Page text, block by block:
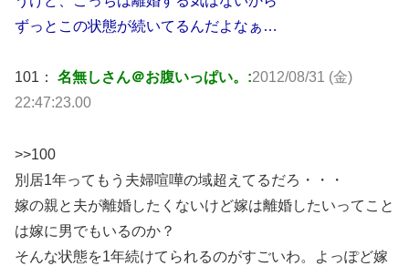
ずっとこの状態が続いてるんだよなぁ…
101： 名無しさん＠お腹いっぱい。:2012/08/31 (金)
22:47:23.00
>>100
別居1年ってもう夫婦喧嘩の域超えてるだろ・・・
嫁の親と夫が離婚したくないけど嫁は離婚したいってこと
は嫁に男でもいるのか？
そんな状態を1年続けてられるのがすごいわ。よっぽど嫁